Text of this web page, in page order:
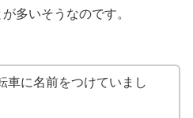
多いそうなのです。
車に名前をつけていまし